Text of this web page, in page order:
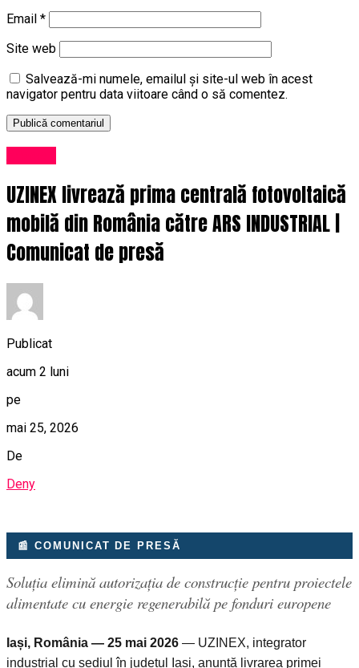
Email *
Site web
Salvează-mi numele, emailul și site-ul web în acest
navigator pentru data viitoare când o să comentez.
UZINEX livrează prima centrală fotovoltaică
mobilă din România către ARS INDUSTRIAL |
Comunicat de presă
Publicat
acum 2 luni
pe
mai 25, 2026
De
Deny
📰 COMUNICAT DE PRESĂ
Soluția elimină autorizația de construcție pentru proiectele
alimentate cu energie regenerabilă pe fonduri europene
Iași, România — 25 mai 2026 — UZINEX, integrator
industrial cu sediul în județul Iași, anunță livrarea primei